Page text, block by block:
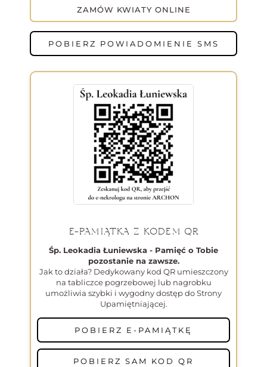
ZAMÓW KWIATY ONLINE
POBIERZ POWIADOMIENIE SMS
E-PAMIĄTKA Z KODEM QR
Śp. Leokadia Łuniewska - Pamięć o Tobie
pozostanie na zawsze.
Jak to działa? Dedykowany kod QR umieszczony
na tabliczce pogrzebowej lub nagrobku
umożliwia szybki i wygodny dostęp do Strony
Upamiętniającej.
POBIERZ E-PAMIĄTKĘ
POBIERZ SAM KOD QR